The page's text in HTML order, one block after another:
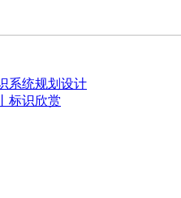
系统规划设计
标识欣赏